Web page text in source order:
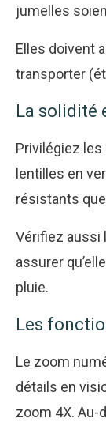
jumelles
Elles doivent
transporter
La solidité
Privilégiez
lentilles en
résistants
Vérifiez aussi
assurer
pluie.
Les
Le zoom
détails en
zoom 4X. Au-